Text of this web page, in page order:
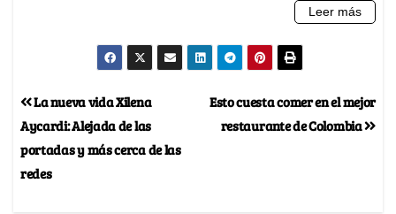
Esto cuesta comer en el mejor
restaurante de Colombia
La nueva vida Xilena
Aycardi: Alejada de las
portadas y más cerca de las
redes